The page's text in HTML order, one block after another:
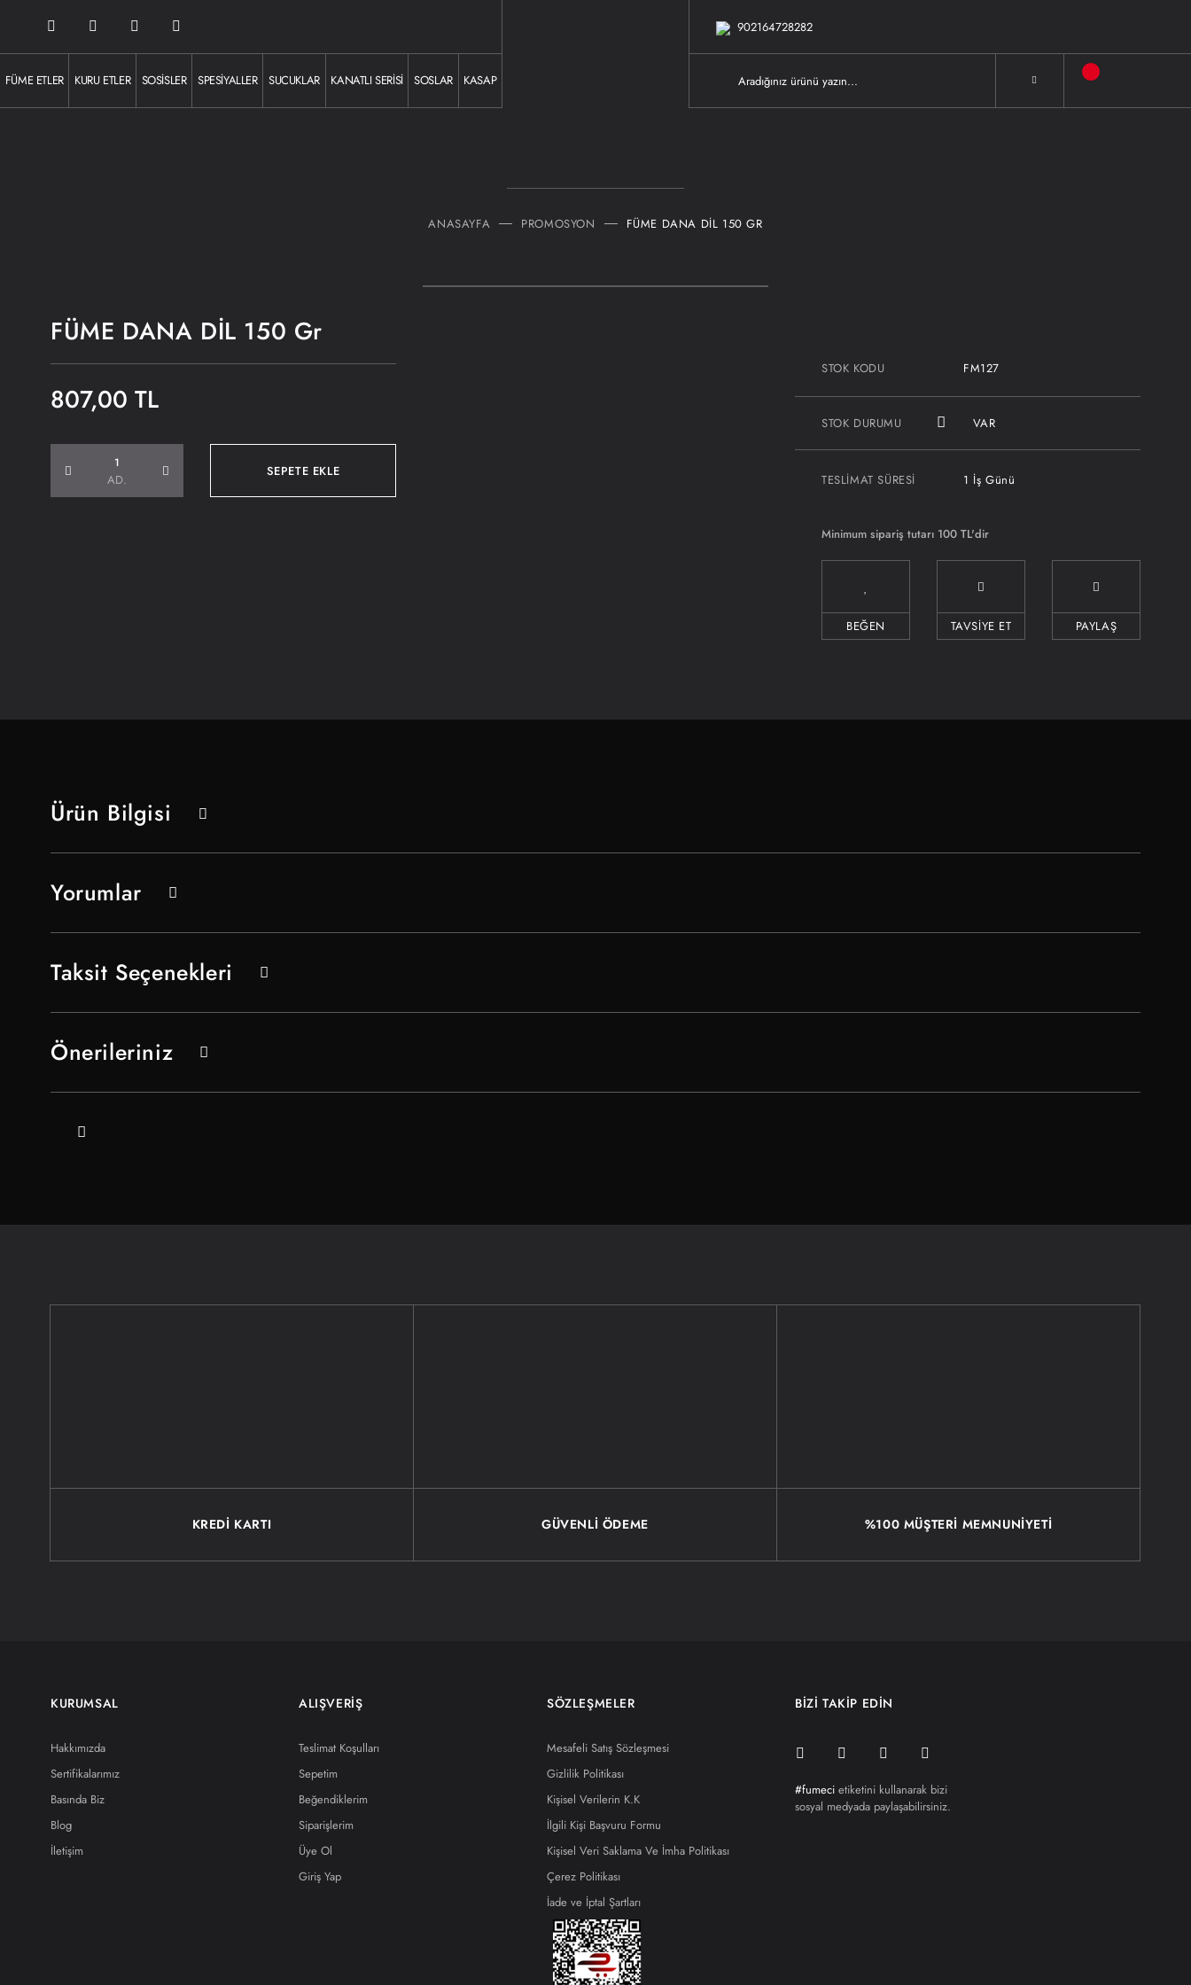
902164728282
FÜME ETLER KURU ETLER SOSISLER SPESIYALLER SUCUKLAR KANATLI SERISI SOSLAR KASAP
ANASAYFA PROMOSYON FÜME DANA DİL 150 GR
FÜME DANA DİL 150 Gr
807,00 TL
AD.
SEPETE EKLE
STOK KODU FM127
STOK DURUMU VAR
TESLIMAT SÜRESI 1 İş Günü
Minimum sipariş tutarı 100 TL'dir
TAVSİYE ET PAYLAŞ
Ürün Bilgisi
Yorumlar
Taksit Seçenekleri
Önerileriniz
KREDİ KARTI GÜVENLİ ÖDEME %100 MÜŞTERİ MEMNUNİYETİ
KURUMSAL
Hakkımızda
Sertifikalarımız
Basında Biz
Blog
İletişim
ALIŞVERİŞ
Teslimat Koşulları
Sepetim
Beğendiklerim
Siparişlerim
Üye Ol
Giriş Yap
SÖZLEŞMELER
Mesafeli Satış Sözleşmesi
Gizlilik Politikası
Kişisel Verilerin K.K
İlgili Kişi Başvuru Formu
Kişisel Veri Saklama Ve İmha Politikası
Çerez Politikası
İade ve İptal Şartları
BİZİ TAKİP EDİN
#fumeci etiketini kullanarak bizi
sosyal medyada paylaşabilirsiniz.